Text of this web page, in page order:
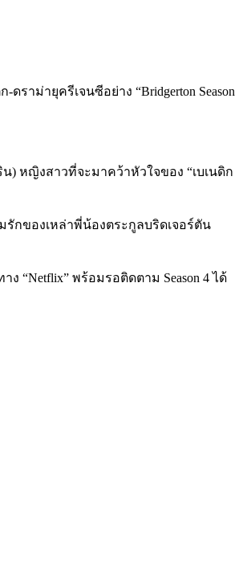
ม่ายุครีเจนซีอย่าง “Bridgerton Season
) หญิงสาวที่จะมาคว้าหัวใจของ “เบเนดิก
มรักของเหล่าพี่น้องตระกูลบริดเจอร์ตัน
าง “Netflix” พร้อมรอติดตาม Season 4ได้